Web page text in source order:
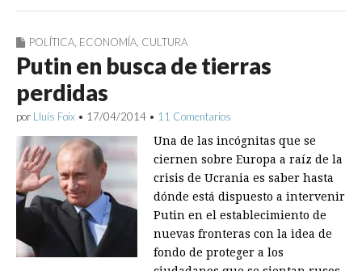
POLÍTICA ECONOMÍA CULTURA
Putin en busca de tierras
perdidas
por Lluís Foix • 17/04/2014 • 11 Comentarios
Una de las incógnitas que se
ciernen sobre Europa a raíz de la
crisis de Ucrania es saber hasta
dónde está dispuesto a intervenir
Putin en el establecimiento de
nuevas fronteras con la idea de
fondo de proteger a los